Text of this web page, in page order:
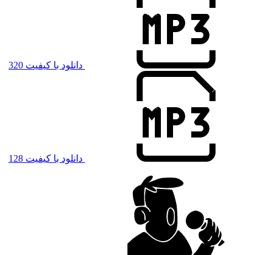
دانلود با کیفیت 320
دانلود با کیفیت 128